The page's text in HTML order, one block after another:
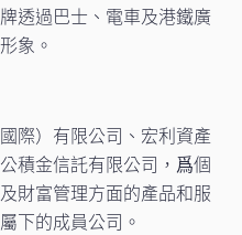
透過巴士、電車及港鐵廣
象。
際）有限公司、宏利資產
積金信託有限公司，爲個
財富管理方面的產品和服
下的成員公司。